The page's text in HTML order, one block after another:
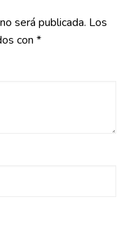
será publicada. Los
con *